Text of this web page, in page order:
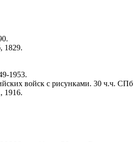
1829.
1953.
войск с рисунками. 30 ч.ч.
1916.